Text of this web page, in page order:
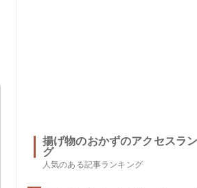
揚げ物のおかずのアクセスラ
グ
人気のある記事ランキング